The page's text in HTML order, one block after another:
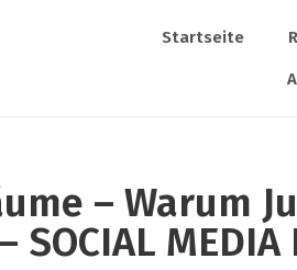
Startseite
– Warum
MEDIA